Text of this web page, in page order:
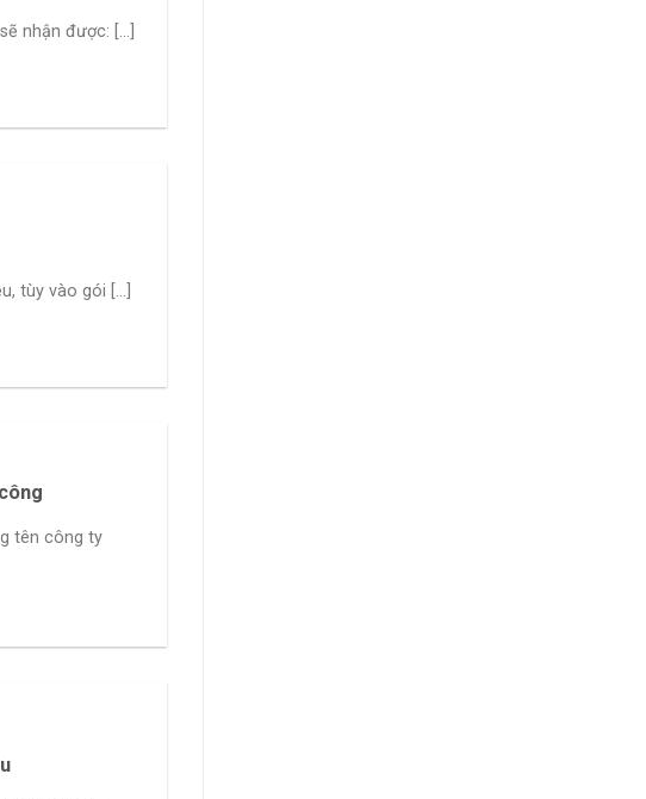
nhận được: [...]
tùy vào gói [...]
tên công ty